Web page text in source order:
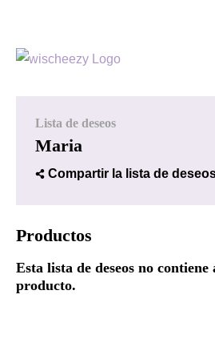
Lista de deseos
Maria
Compartir la lista de
Productos
Esta lista de deseos no
producto.